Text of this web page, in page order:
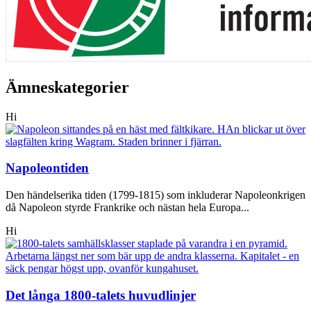
Ämneskategorier
Hi
Napoleontiden
Den händelserika tiden (1799-1815) som inkluderar Napoleonkrigen
då Napoleon styrde Frankrike och nästan hela Europa...
Hi
Det långa 1800-talets huvudlinjer